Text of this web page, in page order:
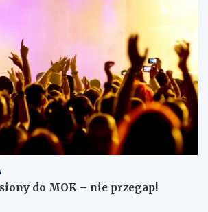
do MOK – nie przegap!